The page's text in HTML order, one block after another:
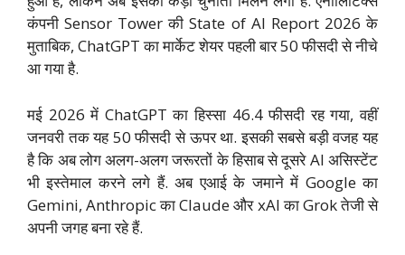
कंपनी Sensor Tower की State of AI Report 2026 के
मुताबिक, ChatGPT का मार्केट शेयर पहली बार 50 फीसदी से नीचे
आ गया है.
मई 2026 में ChatGPT का हिस्सा 46.4 फीसदी रह गया, वहीं
जनवरी तक यह 50 फीसदी से ऊपर था. इसकी सबसे बड़ी वजह यह
है कि अब लोग अलग-अलग जरूरतों के हिसाब से दूसरे AI असिस्टेंट
भी इस्तेमाल करने लगे हैं. अब एआई के जमाने में Google का
Gemini, Anthropic का Claude और xAI का Grok तेजी से
अपनी जगह बना रहे हैं.